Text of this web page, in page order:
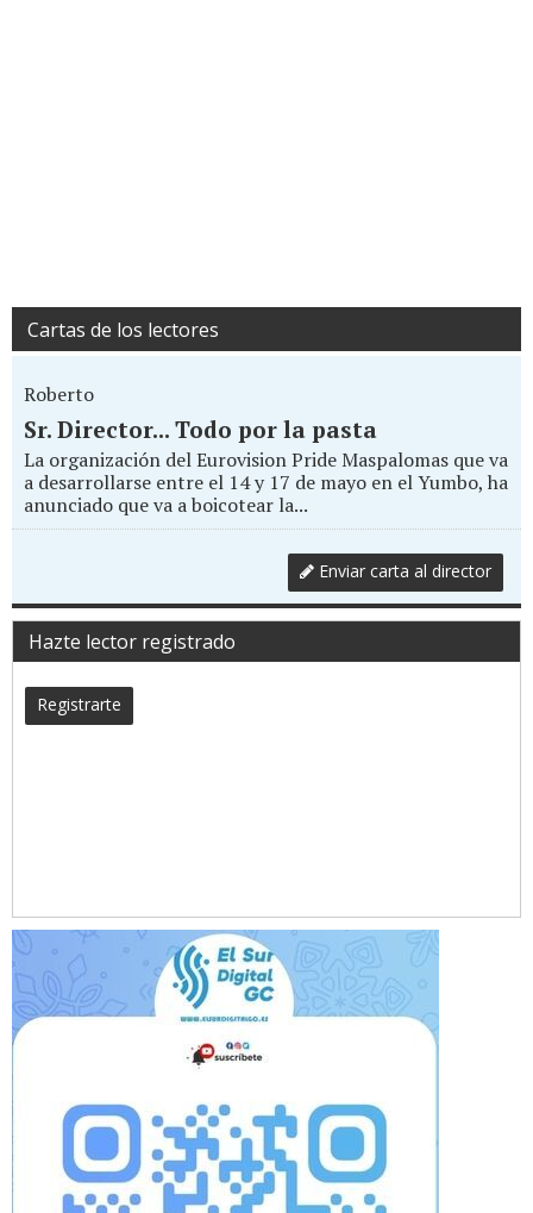
Cartas de los lectores
Roberto
Sr. Director... Todo por la pasta
La organización del Eurovision Pride Maspalomas que va
a desarrollarse entre el 14 y 17 de mayo en el Yumbo, ha
anunciado que va a boicotear la...
Enviar carta al director
Hazte lector registrado
Registrarte